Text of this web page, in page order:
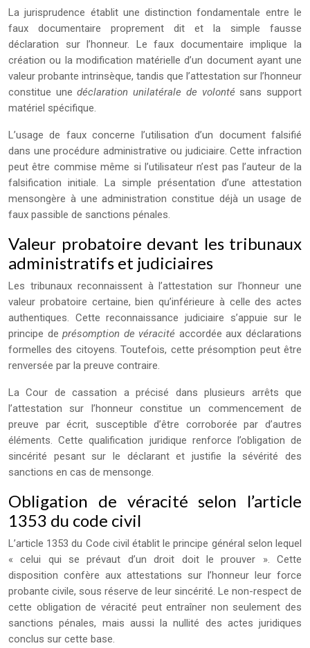
La jurisprudence établit une distinction fondamentale entre le
faux documentaire proprement dit et la simple fausse
déclaration sur l’honneur. Le faux documentaire implique la
création ou la modification matérielle d’un document ayant une
valeur probante intrinsèque, tandis que l’attestation sur l’honneur
constitue unedéclaration unilatérale de volonté sans support
matériel spécifique.
L’usage de faux concerne l’utilisation d’un document falsifié
dans une procédure administrative ou judiciaire. Cette infraction
peut être commise même si l’utilisateur n’est pas l’auteur de la
falsification initiale. La simple présentation d’une attestation
mensongère à une administration constitue déjà un usage de
faux passible de sanctions pénales.
Valeur probatoire devant les tribunaux
administratifs et judiciaires
Les tribunaux reconnaissent à l’attestation sur l’honneur une
valeur probatoire certaine, bien qu’inférieure à celle des actes
authentiques. Cette reconnaissance judiciaire s’appuie sur le
principe deprésomption de véracité accordée aux déclarations
formelles des citoyens. Toutefois, cette présomption peut être
renversée par la preuve contraire.
La Cour de cassation a précisé dans plusieurs arrêts que
l’attestation sur l’honneur constitue un commencement de
preuve par écrit, susceptible d’être corroborée par d’autres
éléments. Cette qualification juridique renforce l’obligation de
sincérité pesant sur le déclarant et justifie la sévérité des
sanctions en cas de mensonge.
Obligation de véracité selon l’article
1353 du code civil
L’article 1353 du Code civil établit le principe général selon lequel
« celui qui se prévaut d’un droit doit le prouver ». Cette
disposition confère aux attestations sur l’honneur leur force
probante civile, sous réserve de leur sincérité. Le non-respect de
cette obligation de véracité peut entraîner non seulement des
sanctions pénales, mais aussi la nullité des actes juridiques
conclus sur cette base.